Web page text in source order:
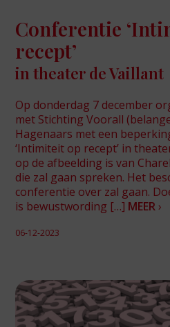
Conferentie
recept’
in theater de Vaillant
Op donderdag 7 december
met Stichting Voorall
Hagenaars met een
‘Intimiteit op recept’ in
op de afbeelding is van
die zal gaan spreken. Het
conferentie over zal gaan.
is bewustwording […] MEER ›
06-12-2023